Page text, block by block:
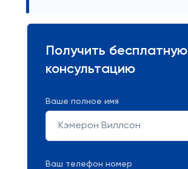
Получить бесплатную
консультацию
Ваше полное имя
Ваш телефон номер